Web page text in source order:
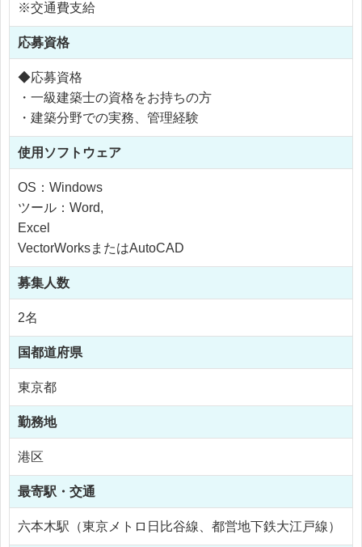
※交通費支給
応募資格
◆応募資格
・一級建築士の資格をお持ちの方
・建築分野での実務、管理経験
使用 ソフトウェア
OS：Windows
ツール：Word,
Excel
VectorWorksまたはAutoCAD
募集人数
2名
国都道府県
東京都
勤務地
港区
最寄駅・交通
六本木駅（東京メトロ日比谷線、都営地下鉄大江戸線）